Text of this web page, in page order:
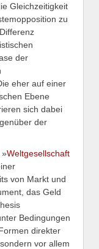
Gleichzeitigkeit
zu
der
eher auf einer
Ebene
sich dabei
der
»Weltgesellschaft
von Markt und
das Geld
Bedingungen
direkter
vor allem